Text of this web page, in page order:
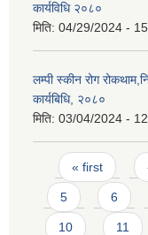
कार्यविधि २०८०
मिति: 04/29/2024 -
लम्पी स्कीन रोग
कार्यबिधि, २०८०
मिति: 03/04/2024 -
Pages
« first
5 6
10 11